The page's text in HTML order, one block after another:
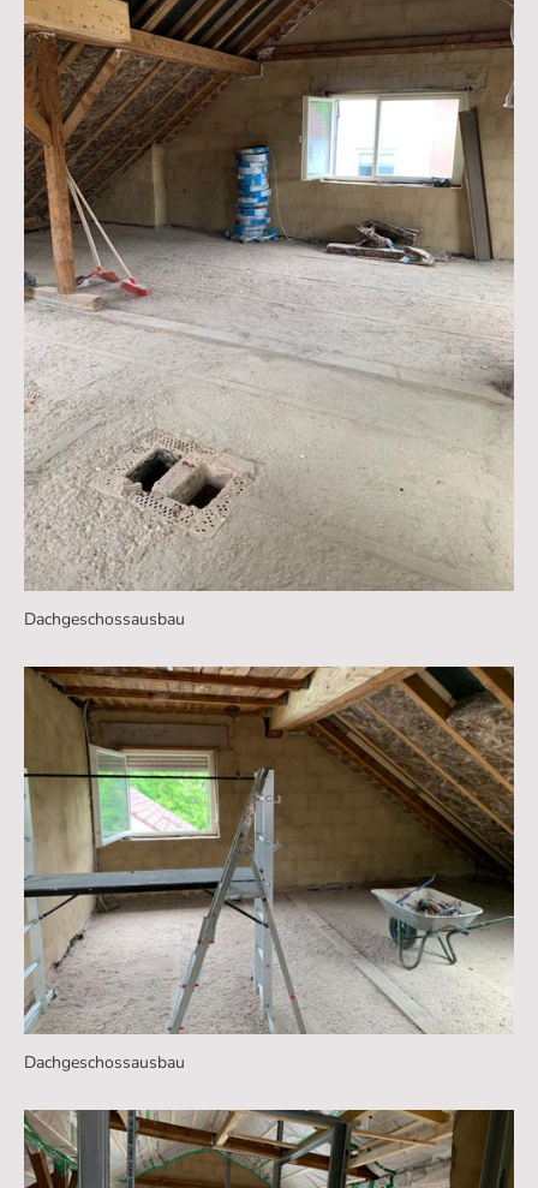
Dachgeschossausbau
Dachgeschossausbau